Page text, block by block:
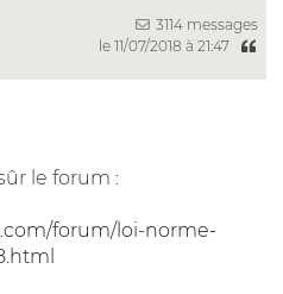
3114 messages
le 11/07/2018 à 21:47
le forum :
forum/loi-norme-